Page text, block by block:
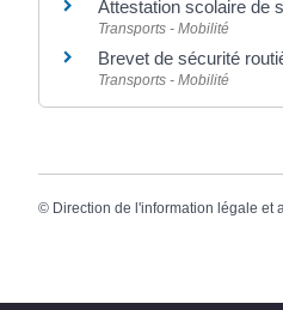
Attestation scolaire de
Transports - Mobilité
Brevet de sécurité
Transports - Mobilité
© Direction de l'information légale et